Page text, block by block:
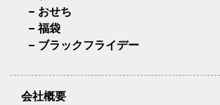
おせち
福袋
ブラックフライデー
会社概要